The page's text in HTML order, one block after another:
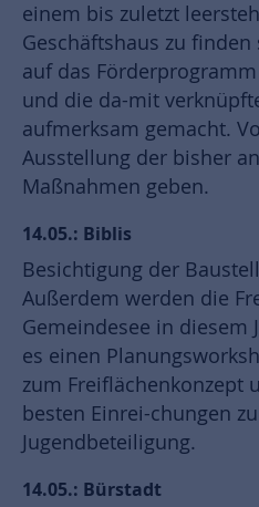
einem bis zuletzt
Geschäftshaus zu
auf das
und die da-mit
aufmerksam gemacht.
Ausstellung der bisher
Maßnahmen geben.
14.05.: Biblis
Besichtigung der
Außerdem werden die
Gemeindesee in diesem
es einen
zum Freiflächenkonzept
besten Einrei-chungen
Jugendbeteiligung.
14.05.: Bürstadt